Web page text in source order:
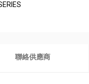
聯絡供應商